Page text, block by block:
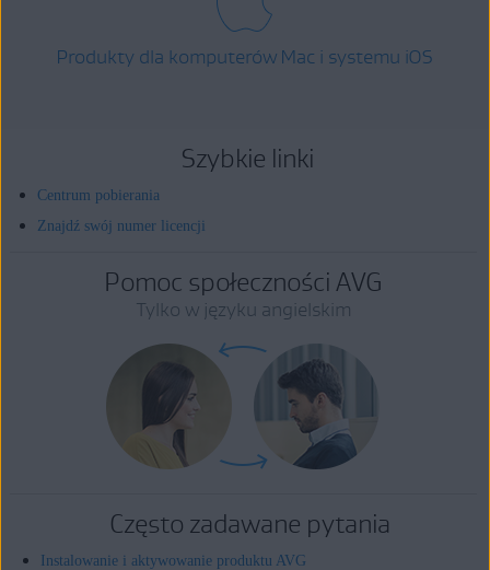
Produkty dla komputerów Mac i systemu iOS
Szybkie linki
Centrum pobierania
Znajdź swój numer licencji
Pomoc społeczności AVG
Tylko w języku angielskim
Często zadawane pytania
Instalowanie i aktywowanie produktu AVG